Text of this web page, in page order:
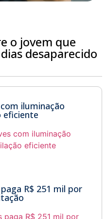
o jovem que
desaparecido
iluminação
eficiente
R$ 251 mil por